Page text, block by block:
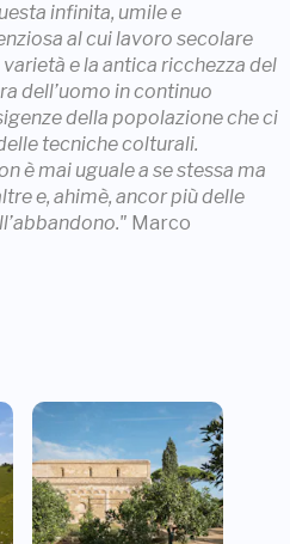
infinita, umile e
al cui lavoro secolare
e la antica ricchezza del
dell’uomo in continuo
della popolazione che ci
tecniche colturali.
è mai uguale a se stessa ma
e, ahimè, ancor più delle
Marco